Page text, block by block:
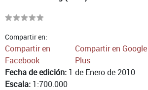
Compartir en:
Compartir en
Facebook
Compartir en Google
Plus
Fecha de edición: 1 de Enero de 2010
Escala: 1:700.000